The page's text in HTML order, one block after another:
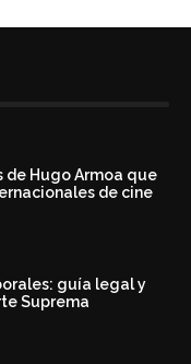
de Hugo Armoa que
de cine
guía legal y
Suprema